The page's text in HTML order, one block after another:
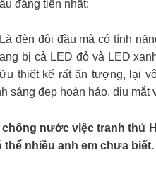
đáng tiền nhất:
đèn đội đầu mà có tính
bị cả LED đỏ và LED
thiết kế rất ấn tượng, lại
sáng đẹp hoàn hảo, dịu mắt
nước việc tranh thủ
nhiều anh em chưa